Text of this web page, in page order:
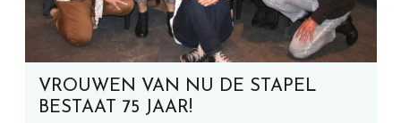
VROUWEN VAN NU DE STAPEL
BESTAAT 75 JAAR!